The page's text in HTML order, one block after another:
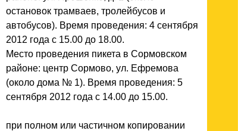
остановок трамваев, тролейбусов и
автобусов). Время проведения: 4 сентября
2012 года с 15.00 до 18.00.
Место проведения пикета в Сормовском
районе: центр Сормово, ул. Ефремова
(около дома № 1). Время проведения: 5
сентября 2012 года с 14.00 до 15.00.
при полном или частичном копировании